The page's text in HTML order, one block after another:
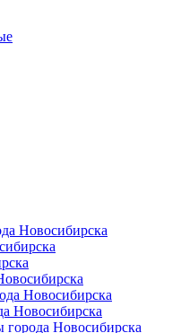
Новосибирска
Новосибирска
Новосибирска
Новосибирска